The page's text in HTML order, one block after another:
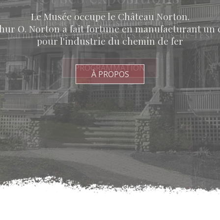
Une activité touristique et locale
parmi les plus appréciées des Cantons-de-l'Est
PROGRAMMATION
Le Musée occupe le Château Norton.
O. Norton a fait fortune en manufacturant un
pour l'industrie du chemin de fer
À PROPOS
Visitez l’intérieur exceptionnel de cette
maison du début du 20esiècle ainsi
que ses expositions permanentes
PROGRAMMATION
Découvrez des artistes talentueux
et notre programmation diversifiée
PROGRAMMATION